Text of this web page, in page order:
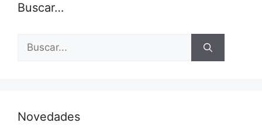
Buscar…
Buscar:
Novedades